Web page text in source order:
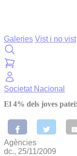
Galeries Vist i no vist
Societat Nacional
El 4% dels joves
Agències
dc., 25/11/2009